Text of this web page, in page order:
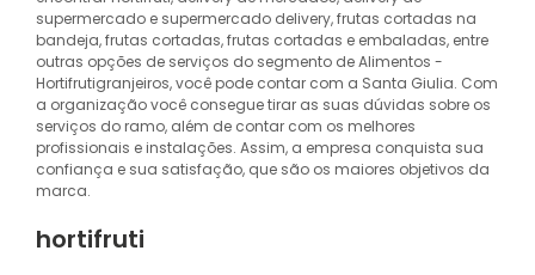
supermercado e supermercado delivery, frutas cortadas na
bandeja, frutas cortadas, frutas cortadas e embaladas, entre
outras opções de serviços do segmento de Alimentos -
Hortifrutigranjeiros, você pode contar com a Santa Giulia. Com
a organização você consegue tirar as suas dúvidas sobre os
serviços do ramo, além de contar com os melhores
profissionais e instalações. Assim, a empresa conquista sua
confiança e sua satisfação, que são os maiores objetivos da
marca.
hortifruti